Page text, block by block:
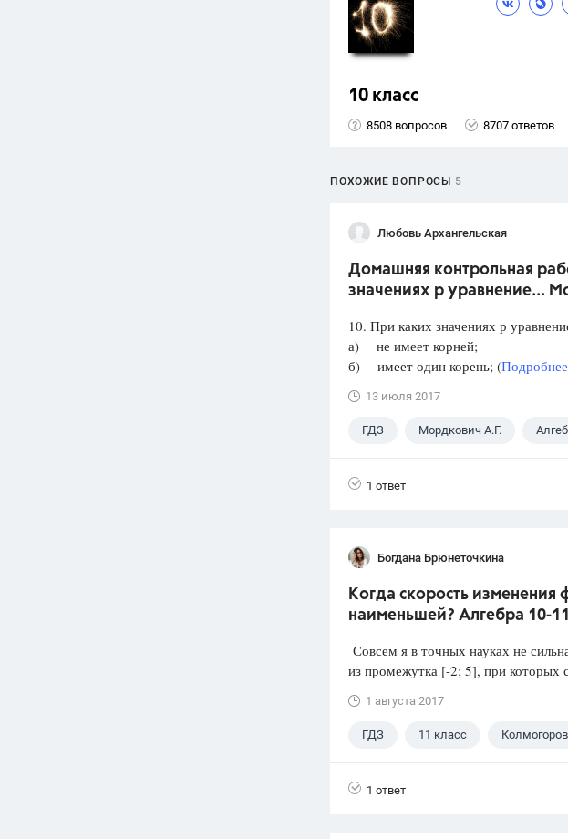
10 класс
8508 вопросов 8707 ответов
ПОХОЖИЕ ВОПРОСЫ 5
Любовь Архангельская
Домашняя контрольная
значениях р уравнение...
10. При каких значениях р
а) не имеет корней;
б) имеет один корень; (
13 июля 2017
ГДЗ Мордкович А.Г.
1 ответ
Богдана Брюнеточкина
Когда скорость
наименьшей? Алгебра 10-
Совсем я в точных науках не
из промежутка [-2; 5], при которых
1 августа 2017
ГДЗ 11 класс
1 ответ